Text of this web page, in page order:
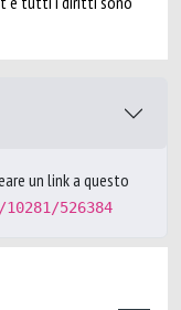
un link a questo
526384